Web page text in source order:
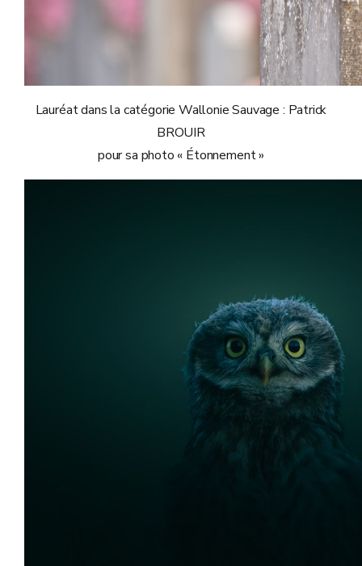
Lauréat dans la catégorie Wallonie Sauvage : Patrick
BROUIR
pour sa photo « Étonnement »